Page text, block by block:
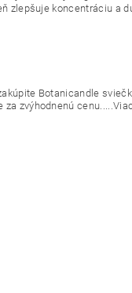
zlepšuje koncentráciu a
Botanicandle
zvýhodnenú